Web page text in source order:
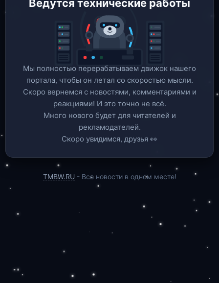
Ведутся технические работы
Мы полностью перерабатываем движок нашего
портала, чтобы он летал со скоростью мысли.
Скоро вернемся c новостями, комментариями и
реакциями! И это точно не всё.
Много нового будет для читателей и
рекламодателей.
Скоро увидимся, друзья 👀
TMBW.RU - Все новости в одном месте!